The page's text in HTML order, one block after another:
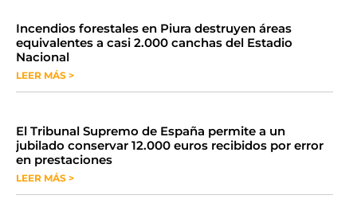
​​​​Incendios forestales en Piura destruyen áreas
equivalentes a casi 2.000 canchas del Estadio
Nacional
LEER MÁS >
​El Tribunal Supremo de España permite a un
jubilado conservar 12.000 euros recibidos por error
en prestaciones
LEER MÁS >